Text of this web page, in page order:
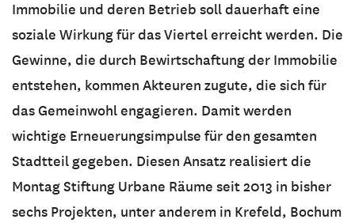
Immobilie und deren Betrieb soll dauerhaft eine
soziale Wirkung für das Viertel erreicht werden. Die
Gewinne, die durch Bewirtschaftung der Immobilie
entstehen, kommen Akteuren zugute, die sich für
das Gemeinwohl engagieren. Damit werden
wichtige Erneuerungsimpulse für den gesamten
Stadtteil gegeben. Diesen Ansatz realisiert die
Montag Stiftung Urbane Räume seit 2013 in bisher
sechs Projekten, unter anderem in Krefeld, Bochum